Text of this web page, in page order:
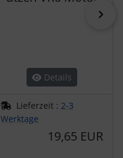
Details
Lieferzeit : 2-3
Werktage
19,65 EUR